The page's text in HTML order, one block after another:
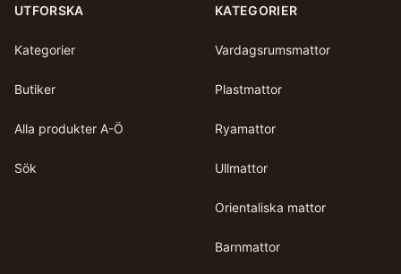
UTFORSKA
Kategorier
Butiker
Alla produkter A-Ö
Sök
KATEGORIER
Vardagsrumsmattor
Plastmattor
Ryamattor
Ullmattor
Orientaliska mattor
Barnmattor